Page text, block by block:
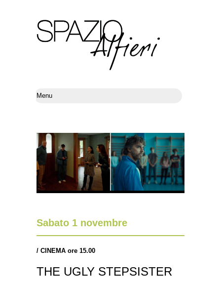
Sabato 1 novembre
/ CINEMA ore 15.00
THE UGLY STEPSISTER